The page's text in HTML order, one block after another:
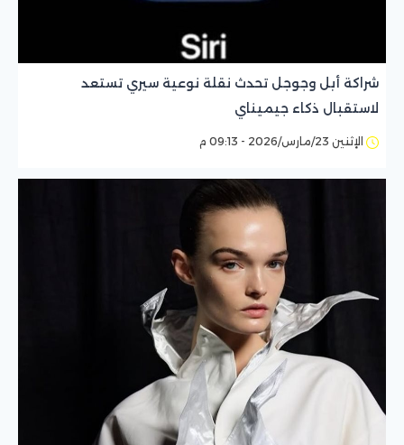
شراكة أبل وجوجل تحدث نقلة نوعية سيري تستعد
لاستقبال ذكاء جيميناي
الإثنين 23/مارس/2026 - 09:13 م